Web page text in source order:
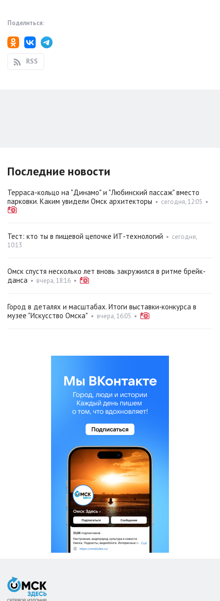
Поделиться:
RSS
Последние новости
Терраса-кольцо на "Динамо" и "Любинский пассаж" вместо
парковки. Каким увидели Омск архитекторы • сегодня, 12:05 •
Тест: кто ты в пищевой цепочке ИТ-технологий • сегодня,
10:13
Омск спустя несколько лет вновь закружился в ритме брейк-
данса • вчера, 18:16 •
Город в деталях и масштабах. Итоги выставки‑конкурса в
музее "Искусство Омска" • вчера, 16:05 •